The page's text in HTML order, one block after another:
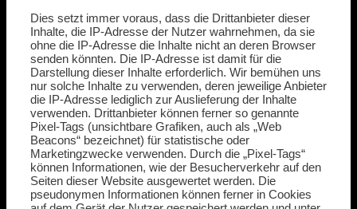
Dies setzt immer voraus, dass die Drittanbieter dieser
Inhalte, die IP-Adresse der Nutzer wahrnehmen, da sie
ohne die IP-Adresse die Inhalte nicht an deren Browser
senden könnten. Die IP-Adresse ist damit für die
Darstellung dieser Inhalte erforderlich. Wir bemühen uns
nur solche Inhalte zu verwenden, deren jeweilige Anbieter
die IP-Adresse lediglich zur Auslieferung der Inhalte
verwenden. Drittanbieter können ferner so genannte
Pixel-Tags (unsichtbare Grafiken, auch als „Web
Beacons“ bezeichnet) für statistische oder
Marketingzwecke verwenden. Durch die „Pixel-Tags“
können Informationen, wie der Besucherverkehr auf den
Seiten dieser Website ausgewertet werden. Die
pseudonymen Informationen können ferner in Cookies